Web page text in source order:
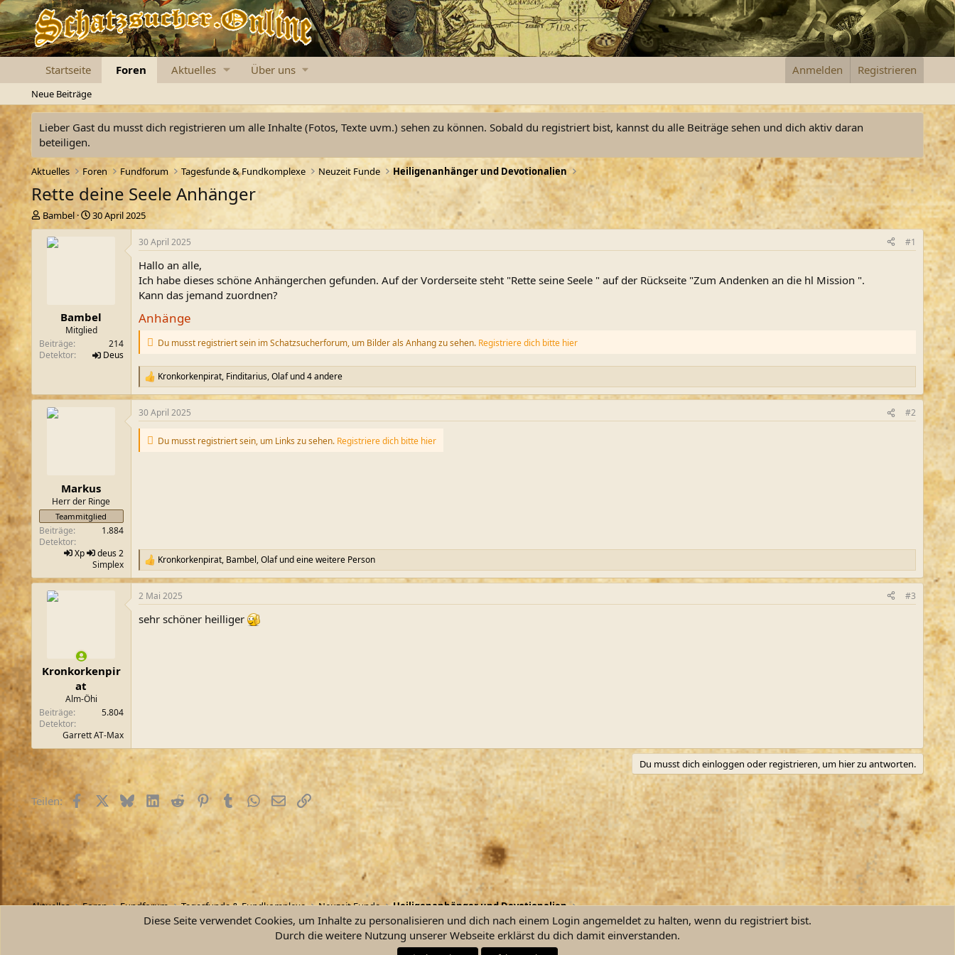
Startseite Foren Aktuelles Über uns Anmelden Registrieren
Neue Beiträge
Lieber Gast du musst dich registrieren um alle Inhalte (Fotos, Texte uvm.) sehen zu können. Sobald du registriert bist, kannst du alle Beiträge sehen und dich aktiv daran
beteiligen.
Aktuelles Foren Fundforum Tagesfunde & Fundkomplexe Neuzeit Funde Heiligenanhänger und Devotionalien
Rette deine Seele Anhänger
E
r
Bambel
E
r
a
m
30 April 2025
Bambel
Mitglied
Beiträge
214
Detektor
Deus
30 April 2025 #1
Hallo an alle,
Ich habe dieses schöne Anhängerchen gefunden. Auf der Vorderseite steht "Rette seine Seele " auf der Rückseite "Zum Andenken an die hl Mission ".
Kann das jemand zuordnen?
Anhänge
Du musst registriert sein im Schatzsucherforum, um Bilder als Anhang zu sehen. Registriere dich bitte hier
R
e
a
k
Kronkorkenpirat, Finditarius,Olafund 4 andere
Markus
Herr der Ringe
Teammitglied
Beiträge
1.884
Detektor
Xp
deus 2
Simplex
30 April 2025 #2
Du musst registriert sein, um Links zu sehen. Registriere dich bitte hier
R
e
a
k
i
Kronkorkenpirat, Bambel,Olafund eine weitere Person
Kronkorkenpir
at
Alm-Öhi
Beiträge
5.804
Detektor
Garrett AT-Max
2 Mai 2025 #3
sehr schöner heilliger
Du musst dich einloggen oder registrieren, um hier zu antworten.
Teilen: FacebookX (Twitter)
BlueskyLinkedIn
RedditPinterest
TumblrWhatsApp
E-MailLink
Aktuelles Foren Fundforum Tagesfunde & Fundkomplexe Neuzeit Funde Heiligenanhänger und Devotionalien
Kontakt Nutzungsbedingungen
Diese Seite verwendet Cookies, um Inhalte zu personalisieren und dich nach einem Login angemeldet zu halten, wenn du registriert bist.
Durch die weitere Nutzung unserer Webseite erklärst du dich damit einverstanden.